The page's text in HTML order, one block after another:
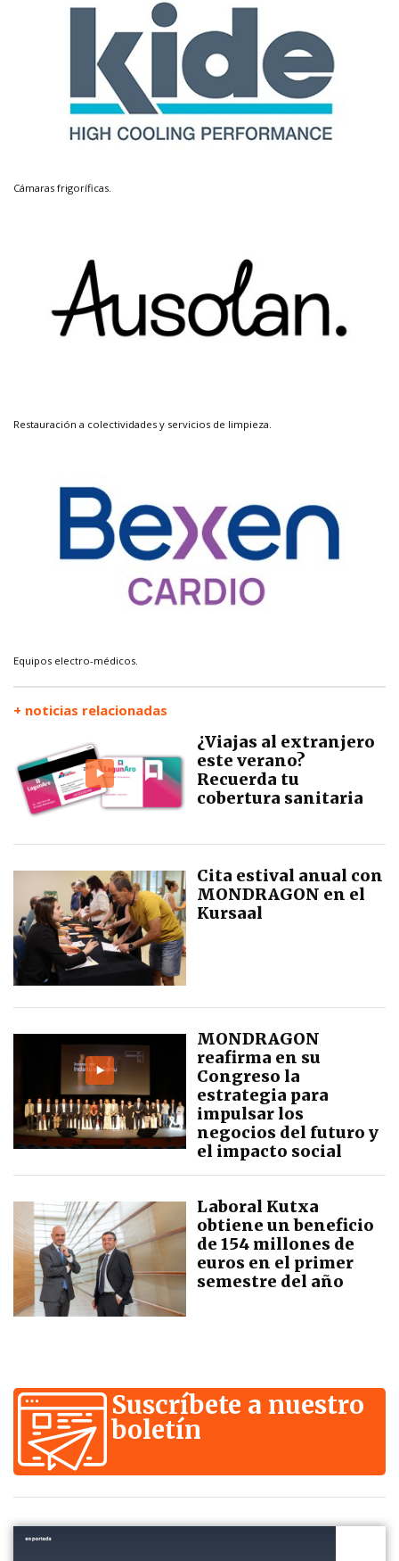
Cámaras frigoríficas.
Restauración a colectividades y servicios de limpieza.
Equipos electro-médicos.
+ noticias relacionadas
¿Viajas al extranjero
este verano?
Recuerda tu
cobertura sanitaria
Cita estival anual con
MONDRAGON en el
Kursaal
MONDRAGON
reafirma en su
Congreso la
estrategia para
impulsar los
negocios del futuro y
el impacto social
Laboral Kutxa
obtiene un beneficio
de 154 millones de
euros en el primer
semestre del año
Suscríbete a nuestro
boletín